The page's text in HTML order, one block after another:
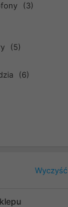
(3)
(5)
(6)
Wyczyść